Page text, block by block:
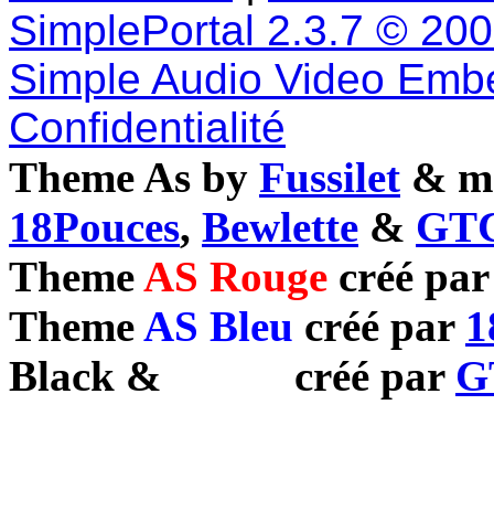
SimplePortal 2.3.7 ©
Simple Audio Video
Confidentialité
Theme As by Fussilet &
18Pouces, Bewlette &
ThemeAS Rouge créé
ThemeAS Bleu créé par
Black & créé par